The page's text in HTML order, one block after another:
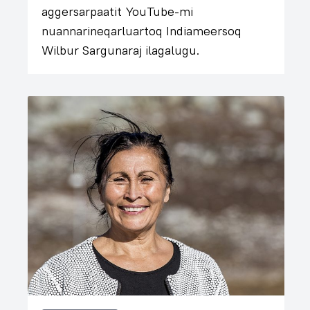
aggersarpaatit YouTube-mi
nuannarineqarluartoq Indiameersoq
Wilbur Sargunaraj ilagalugu.